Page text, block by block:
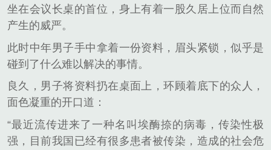
坐在会议长桌的首位，身上有着一股久居上位而自然
产生的威严。
此时中年男子手中拿着一份资料，眉头紧锁，似乎是
碰到了什么难以解决的事情。
良久，男子将资料扔在桌面上，环顾着底下的众人，
面色凝重的开口道：
“最近流传进来了一种名叫埃酶捺的病毒，传染性极
强，目前我国已经有很多患者被传染，造成的社会危